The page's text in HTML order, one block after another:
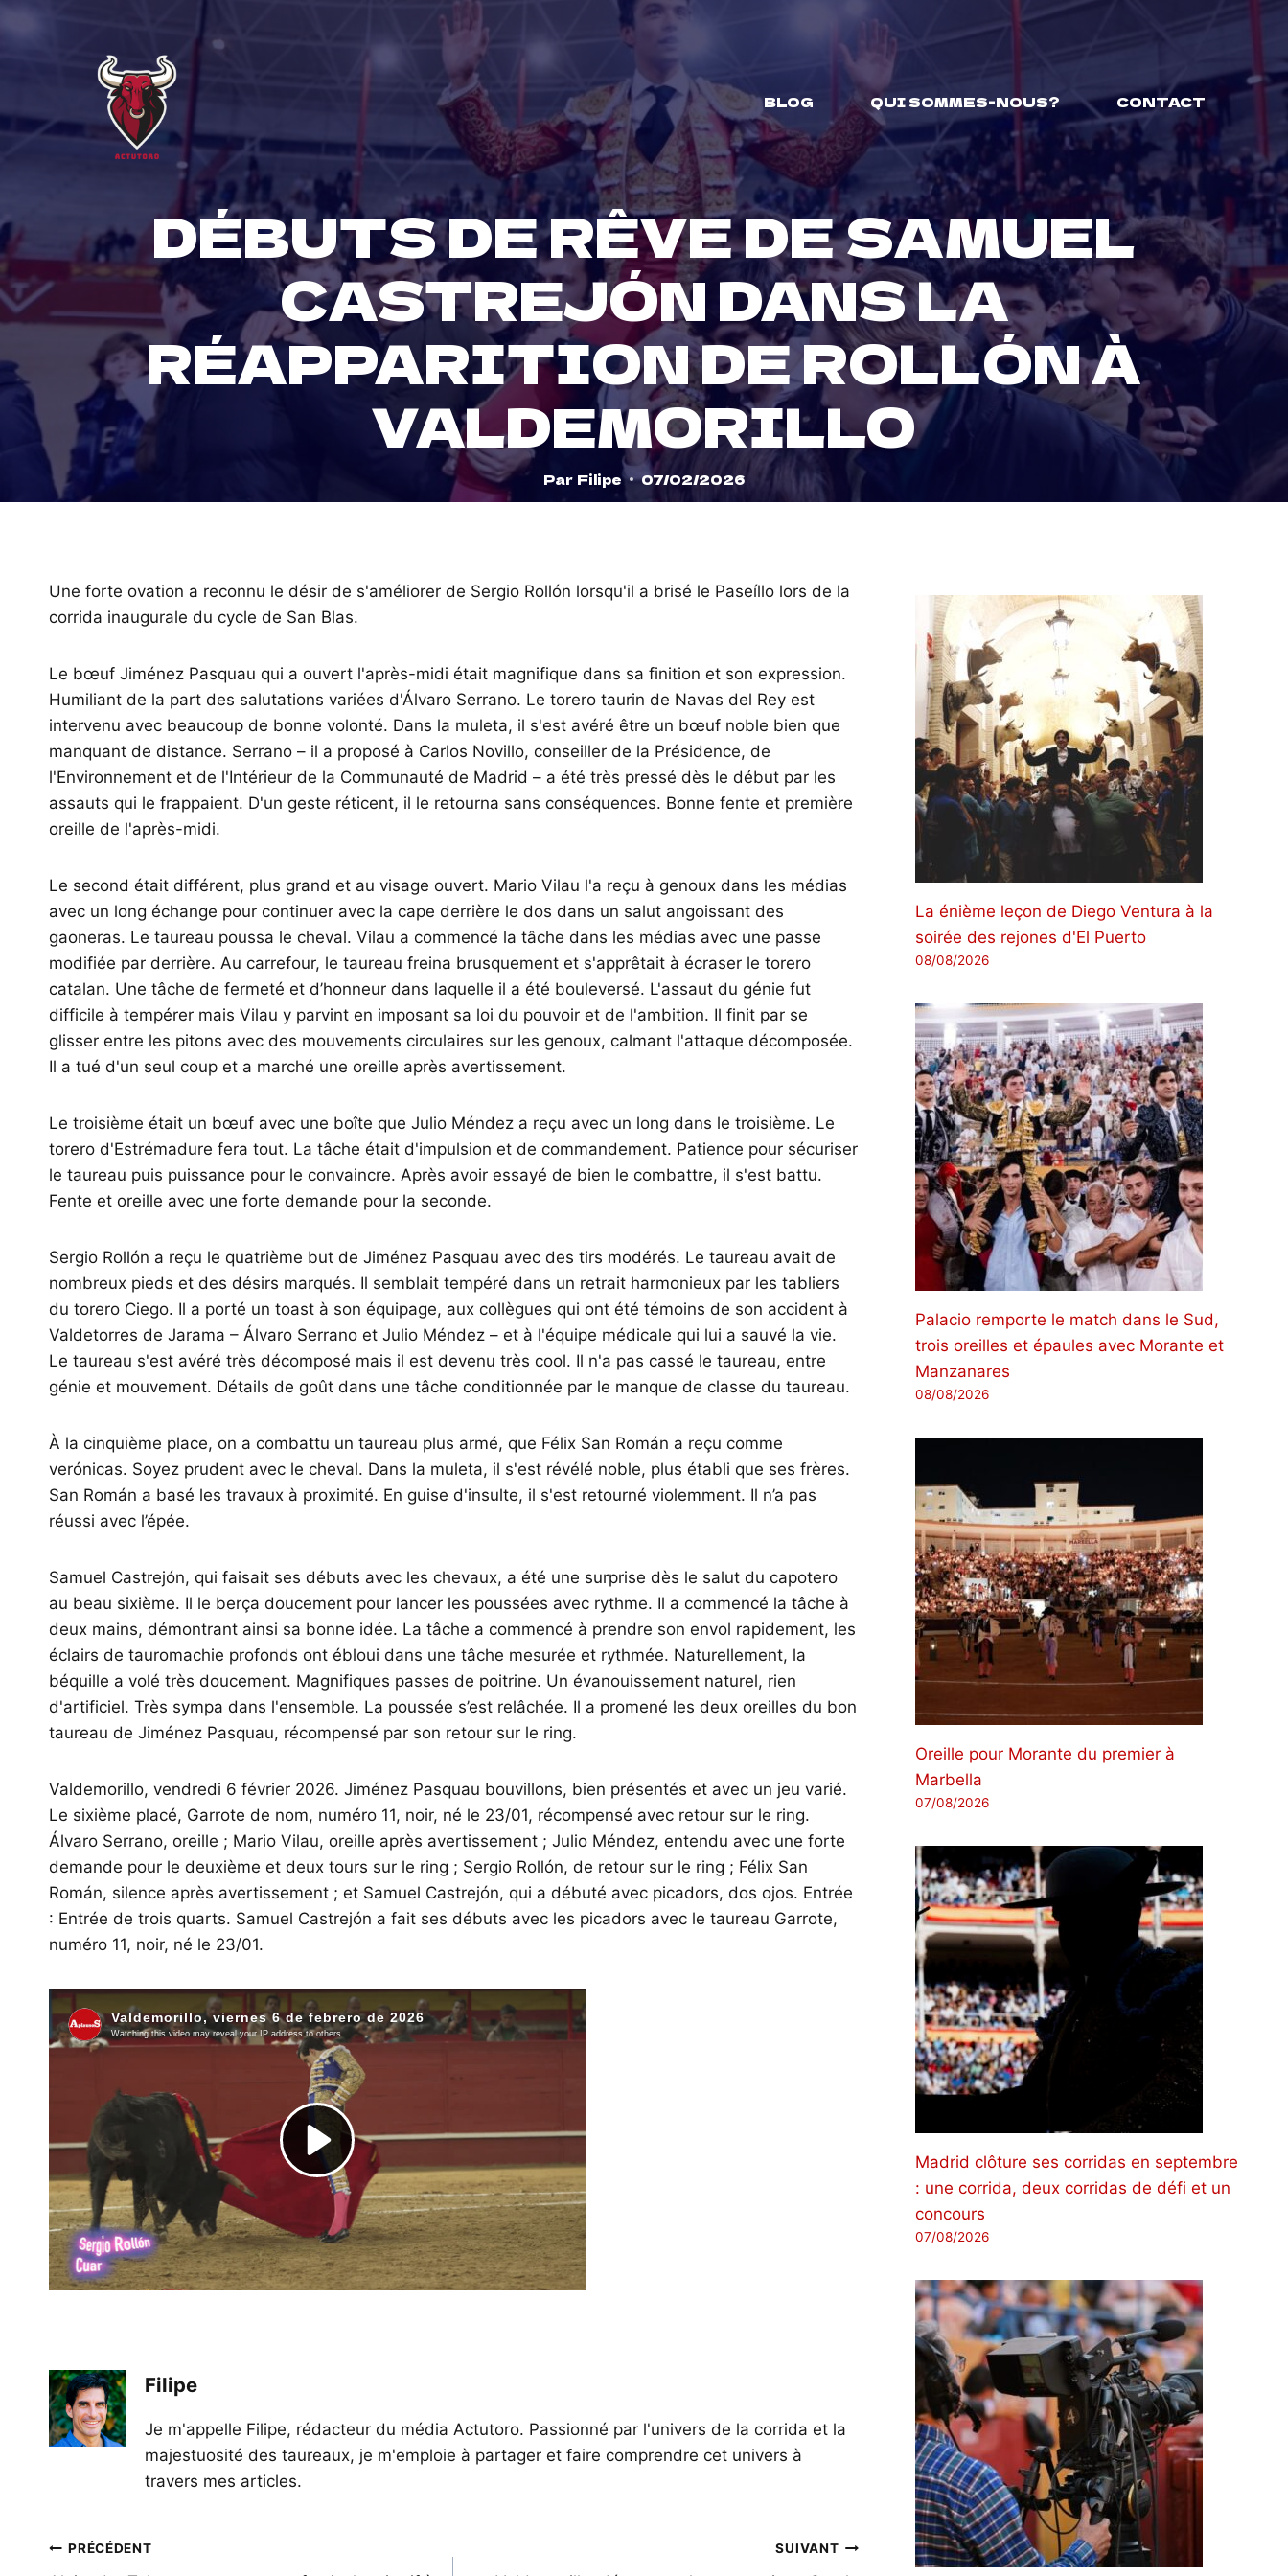
BLOG
QUI SOMMES-NOUS? CONTACT
DÉBUTS DE RÊVE DE SAMUEL
CASTREJÓN DANS LA
RÉAPPARITION DE ROLLÓN À
VALDEMORILLO
Par Filipe 07/02/2026
Une forte ovation a reconnu le désir de s'améliorer de Sergio Rollón lorsqu'il a brisé le Paseíllo lors de la
corrida inaugurale du cycle de San Blas.
Le bœuf Jiménez Pasquau qui a ouvert l'après-midi était magnifique dans sa finition et son expression.
Humiliant de la part des salutations variées d'Álvaro Serrano. Le torero taurin de Navas del Rey est
intervenu avec beaucoup de bonne volonté. Dans la muleta, il s'est avéré être un bœuf noble bien que
manquant de distance. Serrano – il a proposé à Carlos Novillo, conseiller de la Présidence, de
l'Environnement et de l'Intérieur de la Communauté de Madrid – a été très pressé dès le début par les
assauts qui le frappaient. D'un geste réticent, il le retourna sans conséquences. Bonne fente et première
oreille de l'après-midi.
Le second était différent, plus grand et au visage ouvert. Mario Vilau l'a reçu à genoux dans les médias
avec un long échange pour continuer avec la cape derrière le dos dans un salut angoissant des
gaoneras. Le taureau poussa le cheval. Vilau a commencé la tâche dans les médias avec une passe
modifiée par derrière. Au carrefour, le taureau freina brusquement et s'apprêtait à écraser le torero
catalan. Une tâche de fermeté et d’honneur dans laquelle il a été bouleversé. L'assaut du génie fut
difficile à tempérer mais Vilau y parvint en imposant sa loi du pouvoir et de l'ambition. Il finit par se
glisser entre les pitons avec des mouvements circulaires sur les genoux, calmant l'attaque décomposée.
Il a tué d'un seul coup et a marché une oreille après avertissement.
Le troisième était un bœuf avec une boîte que Julio Méndez a reçu avec un long dans le troisième. Le
torero d'Estrémadure fera tout. La tâche était d'impulsion et de commandement. Patience pour sécuriser
le taureau puis puissance pour le convaincre. Après avoir essayé de bien le combattre, il s'est battu.
Fente et oreille avec une forte demande pour la seconde.
Sergio Rollón a reçu le quatrième but de Jiménez Pasquau avec des tirs modérés. Le taureau avait de
nombreux pieds et des désirs marqués. Il semblait tempéré dans un retrait harmonieux par les tabliers
du torero Ciego. Il a porté un toast à son équipage, aux collègues qui ont été témoins de son accident à
Valdetorres de Jarama – Álvaro Serrano et Julio Méndez – et à l'équipe médicale qui lui a sauvé la vie.
Le taureau s'est avéré très décomposé mais il est devenu très cool. Il n'a pas cassé le taureau, entre
génie et mouvement. Détails de goût dans une tâche conditionnée par le manque de classe du taureau.
À la cinquième place, on a combattu un taureau plus armé, que Félix San Román a reçu comme
verónicas. Soyez prudent avec le cheval. Dans la muleta, il s'est révélé noble, plus établi que ses frères.
San Román a basé les travaux à proximité. En guise d'insulte, il s'est retourné violemment. Il n’a pas
réussi avec l’épée.
Samuel Castrejón, qui faisait ses débuts avec les chevaux, a été une surprise dès le salut du capotero
au beau sixième. Il le berça doucement pour lancer les poussées avec rythme. Il a commencé la tâche à
deux mains, démontrant ainsi sa bonne idée. La tâche a commencé à prendre son envol rapidement, les
éclairs de tauromachie profonds ont ébloui dans une tâche mesurée et rythmée. Naturellement, la
béquille a volé très doucement. Magnifiques passes de poitrine. Un évanouissement naturel, rien
d'artificiel. Très sympa dans l'ensemble. La poussée s’est relâchée. Il a promené les deux oreilles du bon
taureau de Jiménez Pasquau, récompensé par son retour sur le ring.
Valdemorillo, vendredi 6 février 2026. Jiménez Pasquau bouvillons, bien présentés et avec un jeu varié.
Le sixième placé, Garrote de nom, numéro 11, noir, né le 23/01, récompensé avec retour sur le ring.
Álvaro Serrano, oreille ; Mario Vilau, oreille après avertissement ; Julio Méndez, entendu avec une forte
demande pour le deuxième et deux tours sur le ring ; Sergio Rollón, de retour sur le ring ; Félix San
Román, silence après avertissement ; et Samuel Castrejón, qui a débuté avec picadors, dos ojos. Entrée
: Entrée de trois quarts. Samuel Castrejón a fait ses débuts avec les picadors avec le taureau Garrote,
numéro 11, noir, né le 23/01.
Filipe
Je m'appelle Filipe, rédacteur du média Actutoro. Passionné par l'univers de la corrida et la
majestuosité des taureaux, je m'emploie à partager et faire comprendre cet univers à
travers mes articles.
Navigation
PRÉCÉDENT SUIVANT
La énième leçon de Diego Ventura à la
soirée des rejones d'El Puerto
08/08/2026
Palacio remporte le match dans le Sud,
trois oreilles et épaules avec Morante et
Manzanares
08/08/2026
Oreille pour Morante du premier à
Marbella
07/08/2026
Madrid clôture ses corridas en septembre
: une corrida, deux corridas de défi et un
concours
07/08/2026